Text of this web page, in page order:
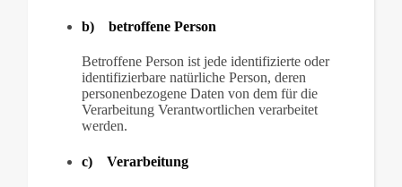
b) betroffene Person
Betroffene Person ist jede identifizierte oder
identifizierbare natürliche Person, deren
personenbezogene Daten von dem für die
Verarbeitung Verantwortlichen verarbeitet
werden.
c) Verarbeitung